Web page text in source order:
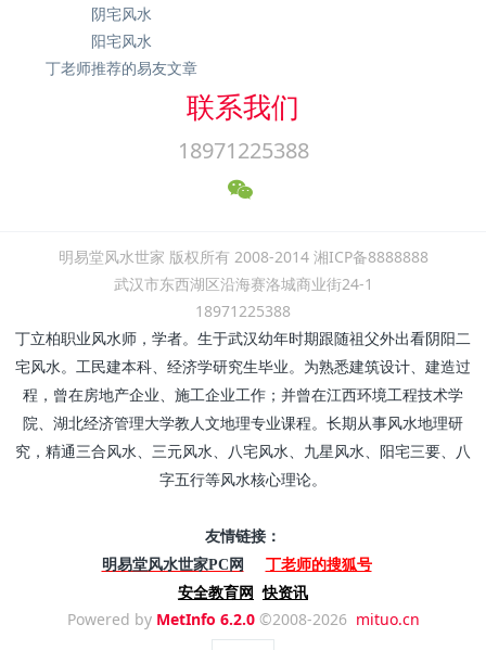
阴宅风水
阳宅风水
丁老师推荐的易友文章
联系我们
18971225388
明易堂风水世家 版权所有 2008-2014 湘ICP备8888888
武汉市东西湖区沿海赛洛城商业街24-1
18971225388
丁立柏职业风水师，学者。生于武汉幼年时期跟随祖父外出看阴阳二
宅风水。工民建本科、经济学研究生毕业。为熟悉建筑设计、建造过
程，曾在房地产企业、施工企业工作；并曾在江西环境工程技术学
院、湖北经济管理大学教人文地理专业课程。长期从事风水地理研
究，精通三合风水、三元风水、八宅风水、九星风水、阳宅三要、八
字五行等风水核心理论。
友情链接：
明易堂风水世家PC网
丁老师的搜狐号
安全教育网 快资讯
Powered by MetInfo 6.2.0©2008-2026 mituo.cn